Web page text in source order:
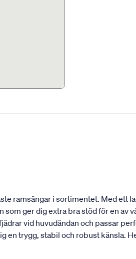
ramsängar i sortimentet. Med ett
ger dig extra bra stöd för en av
vid huvudändan och passar
trygg, stabil och robust känsla.